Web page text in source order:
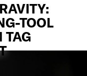
TOOL
TAG